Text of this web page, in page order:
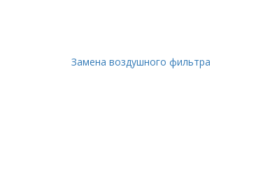
Замена воздушного фильтра